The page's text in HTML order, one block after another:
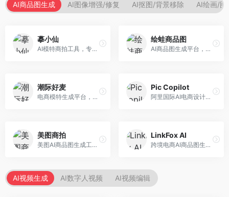
AI商品图生成 AI图像增强/修复 AI抠图/背景移除 AI绘画/图
摹小仙
AI模特商拍工具，专注于服装电商。面向服装电商卖家，提供虚拟模特试穿、商品展示图生成等服务，模特形象多样，拍摄成本低。
绘蛙商品图
AI商品图生成平台，支持模特换装和场景生成。面向电商卖家，提供商品上身效果展示、场景化商品图生成等服务，电商营销效果显著。
潮际好麦
电商模特生成平台，支持AI虚拟模特创作。面向服装和配饰电商，提供模特试穿、商品展示、营销素材生成等服务，模特形象可定制。
Pic Copilot
阿里国际AI电商设计工具，专注于跨境电商。面向跨境电商卖家，提供商品图优化、营销海报生成、多语言适配等服务，海外市场适配性强。
美图商拍
美图AI商品图生成工具，整合美图生态。面向电商卖家，提供商品图美化、模特替换、场景生成等服务，移动端操作便捷。
LinkFox AI
跨境电商AI商品图生成工具。面向跨境电商卖家，支持多语言商品图生成、模特替换、场景优化等服务，适配海外电商平台需求。
AI视频生成 AI数字人视频 AI视频编辑